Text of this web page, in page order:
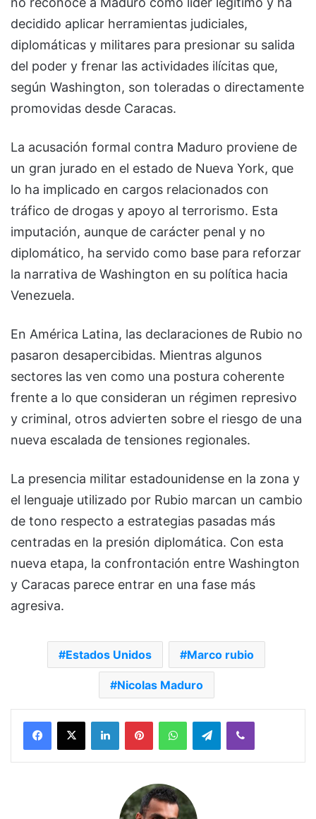
decidido aplicar herramientas judiciales,
diplomáticas y militares para presionar su salida
del poder y frenar las actividades ilícitas que,
según Washington, son toleradas o directamente
promovidas desde Caracas.
La acusación formal contra Maduro proviene de
un gran jurado en el estado de Nueva York, que
lo ha implicado en cargos relacionados con
tráfico de drogas y apoyo al terrorismo. Esta
imputación, aunque de carácter penal y no
diplomático, ha servido como base para reforzar
la narrativa de Washington en su política hacia
Venezuela.
En América Latina, las declaraciones de Rubio no
pasaron desapercibidas. Mientras algunos
sectores las ven como una postura coherente
frente a lo que consideran un régimen represivo
y criminal, otros advierten sobre el riesgo de una
nueva escalada de tensiones regionales.
La presencia militar estadounidense en la zona y
el lenguaje utilizado por Rubio marcan un cambio
de tono respecto a estrategias pasadas más
centradas en la presión diplomática. Con esta
nueva etapa, la confrontación entre Washington
y Caracas parece entrar en una fase más
agresiva.
Estados Unidos Marco rubio
Nicolas Maduro
Facebook
X LinkedInPinterestWhatsAppTelegramViber